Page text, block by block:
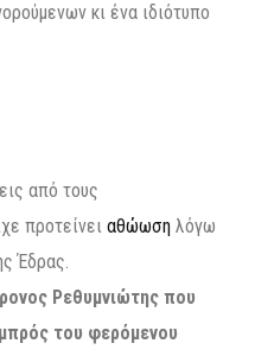
κι ένα ιδιότυπο
από τους
προτείνει αθώωση λόγω
Έδρας.
Ρεθυμνιώτης που
του φερόμενου